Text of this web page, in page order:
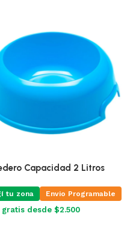
Acero Inoxidable 355 Ml
tu zona Envio Programable
gratis desde $2.500